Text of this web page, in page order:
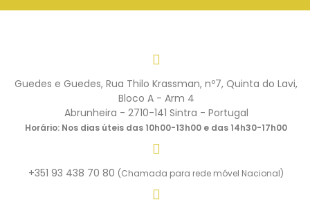
Guedes e Guedes, Rua Thilo Krassman, nº7, Quinta do Lavi,
Bloco A - Arm 4
Abrunheira - 2710-141 Sintra - Portugal
Horário: Nos dias úteis das 10h00-13h00 e das 14h30-17h00
+351 93 438 70 80 (Chamada para rede móvel Nacional)